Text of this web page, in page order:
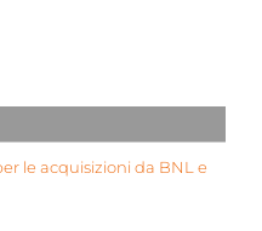
le acquisizioni da BNL e